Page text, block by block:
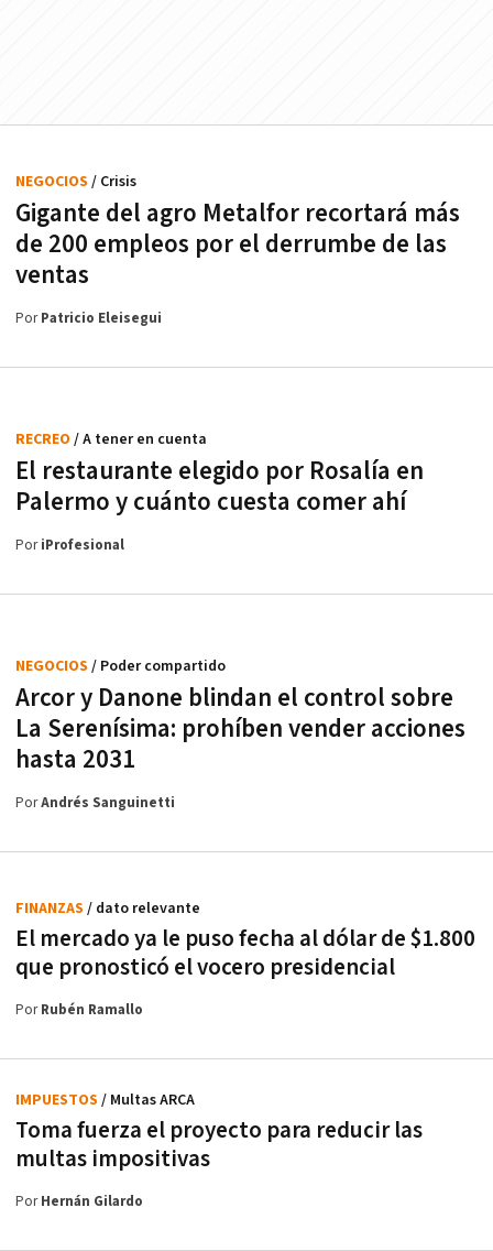
Gigante del agro Metalfor recortará más
de 200 empleos por el derrumbe de las
ventas
NEGOCIOS / Crisis
PorPatricio Eleisegui
El restaurante elegido por Rosalía en
Palermo y cuánto cuesta comer ahí
RECREO / A tener en cuenta
PoriProfesional
Arcor y Danone blindan el control sobre
La Serenísima: prohíben vender acciones
hasta 2031
NEGOCIOS / Poder compartido
PorAndrés Sanguinetti
El mercado ya le puso fecha al dólar de $1.800
que pronosticó el vocero presidencial
FINANZAS / dato relevante
PorRubén Ramallo
Toma fuerza el proyecto para reducir las
multas impositivas
IMPUESTOS / Multas ARCA
PorHernán Gilardo